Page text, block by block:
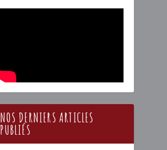
NOS DERNIERS ARTICLES
PUBLIÉS